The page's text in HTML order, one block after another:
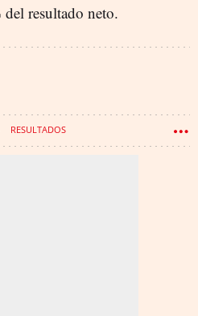
resultado neto.
RESULTADOS